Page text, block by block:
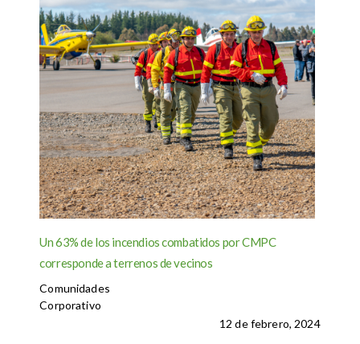
Un 63% de los incendios combatidos por CMPC
corresponde a terrenos de vecinos
Comunidades
Corporativo
12 de febrero, 2024